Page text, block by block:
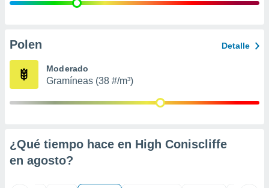
e
publicidad
Polen Detalle
Moderado
Gramíneas (38 #/m³)
¿Qué tiempo hace en High Coniscliffe
en agosto?